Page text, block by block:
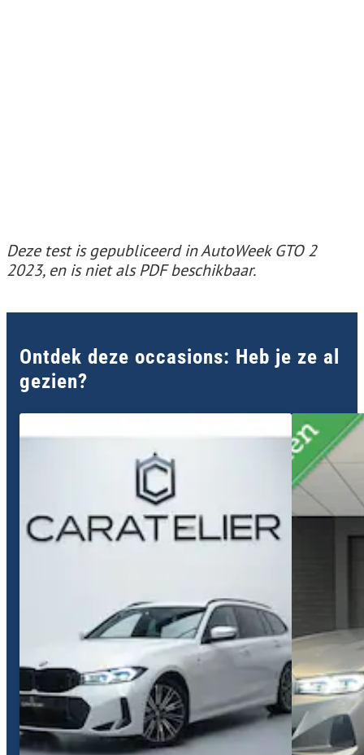
Deze test is gepubliceerd in AutoWeek GTO 2
2023, en is niet als PDF beschikbaar.
Ontdek deze occasions: Heb je ze al
gezien?